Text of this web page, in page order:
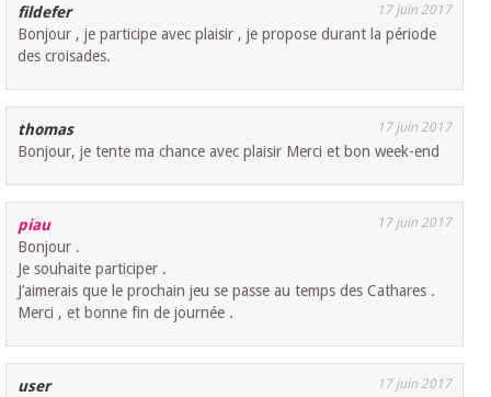
fildefer 17 juin 2017
Bonjour , je participe avec plaisir , je propose durant la période
des croisades.
thomas 17 juin 2017
Bonjour, je tente ma chance avec plaisir Merci et bon week-end
piau 17 juin 2017
Bonjour .
Je souhaite participer .
J’aimerais que le prochain jeu se passe au temps des Cathares .
Merci , et bonne fin de journée .
user 17 juin 2017